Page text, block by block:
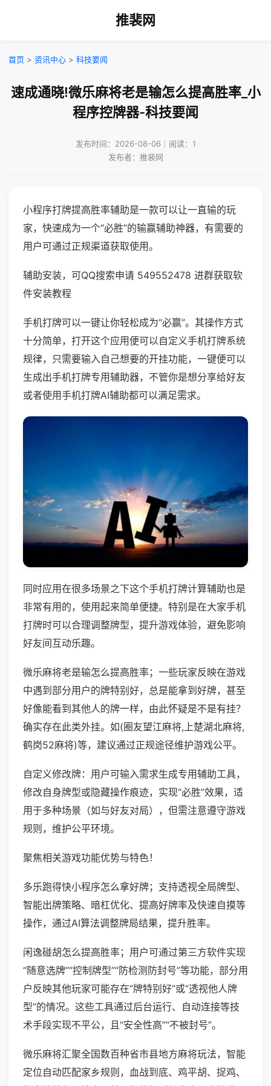
推裴网
首页 > 资讯中心 > 科技要闻
速成通晓!微乐麻将老是输怎么提高胜率_小
程序控牌器-科技要闻
发布时间：2026-08-06｜阅读：1
发布者：推裴网
小程序打牌提高胜率辅助是一款可以让一直输的玩
家，快速成为一个“必胜”的输赢辅助神器，有需要的
用户可通过正规渠道获取使用。
辅助安装，可QQ搜索申请 549552478 进群获取软
件安装教程
手机打牌可以一键让你轻松成为“必赢”。其操作方式
十分简单，打开这个应用便可以自定义手机打牌系统
规律，只需要输入自己想要的开挂功能，一键便可以
生成出手机打牌专用辅助器，不管你是想分享给好友
或者使用手机打牌AI辅助都可以满足需求。
同时应用在很多场景之下这个手机打牌计算辅助也是
非常有用的，使用起来简单便捷。特别是在大家手机
打牌时可以合理调整牌型，提升游戏体验，避免影响
好友间互动乐趣。
微乐麻将老是输怎么提高胜率；一些玩家反映在游戏
中遇到部分用户的牌特别好，总是能拿到好牌，甚至
好像能看到其他人的牌一样，由此怀疑是不是有挂？
确实存在此类外挂。如(圈友望江麻将,上楚湖北麻将,
鹤岗52麻将)等，建议通过正规途径维护游戏公平。
自定义修改牌：用户可输入需求生成专用辅助工具，
修改自身牌型或隐藏操作痕迹，实现“必胜”效果，适
用于多种场景（如与好友对局），但需注意遵守游戏
规则，维护公平环境。
聚焦相关游戏功能优势与特色！
多乐跑得快小程序怎么拿好牌；支持透视全局牌型、
智能出牌策略、暗杠优化、提高好牌率及快速自摸等
操作，通过AI算法调整牌局结果，提升胜率。
闲逸碰胡怎么提高胜率；用户可通过第三方软件实现
“随意选牌”“控制牌型”“防检测防封号”等功能，部分用
户反映其他玩家可能存在“牌特别好”或“透视他人牌
型”的情况。这些工具通过后台运行、自动连接等技
术手段实现不平公，且“安全性高”“不被封号”。
微乐麻将汇聚全国数百种省市县地方麻将玩法，智能
定位自动匹配家乡规则，血战到底、鸡平胡、捉鸡、